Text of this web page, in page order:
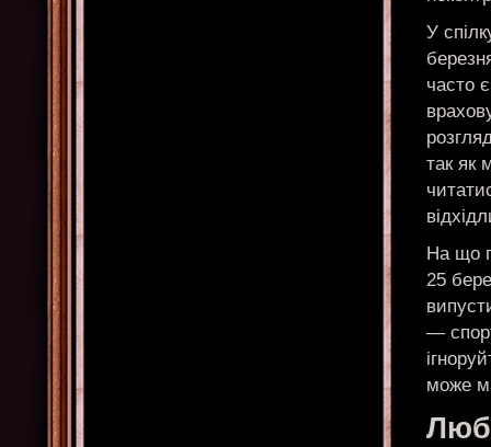
У
часто
так як
На що
25
—
може